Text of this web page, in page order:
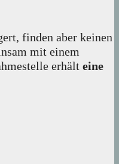
finden aber keinen
mit einem
erhält eine